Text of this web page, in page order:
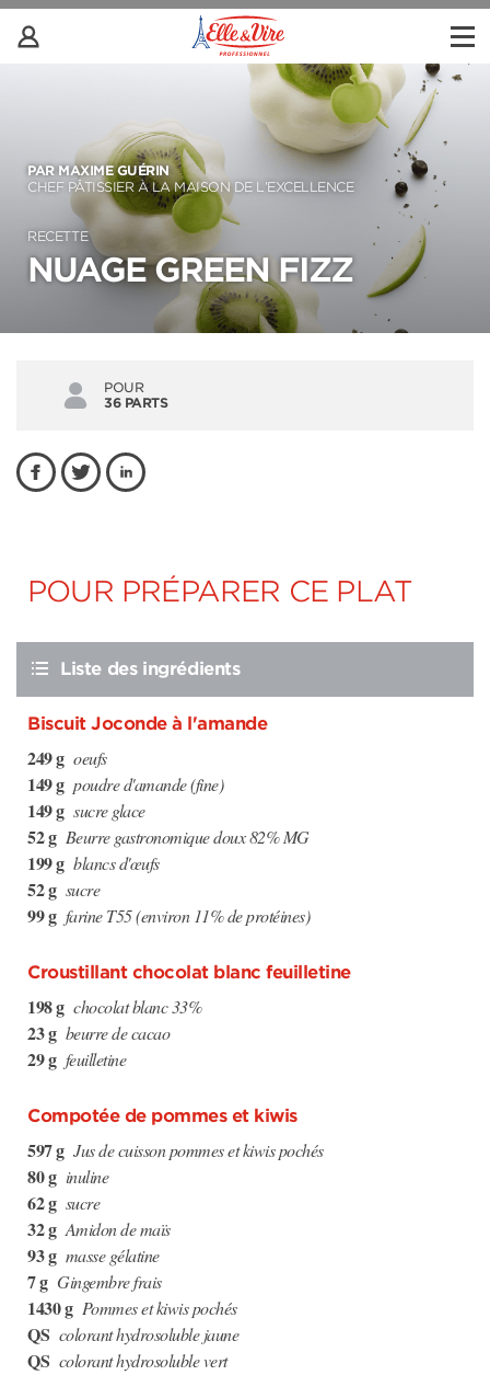
PAR MAXIME GUÉRIN
CHEF PÂTISSIER À LA MAISON DE L’EXCELLENCE
RECETTE
NUAGE GREEN FIZZ
POUR
36 PARTS
POUR PRÉPARER CE PLAT
Liste des ingrédients
Biscuit Joconde à l'amande
249 g oeufs
149 g poudre d'amande (fine)
149 g sucre glace
52 g Beurre gastronomique doux 82% MG
199 g blancs d'œufs
52 g sucre
99 g farine T55 (environ 11% de protéines)
Croustillant chocolat blanc feuilletine
198 g chocolat blanc 33%
23 g beurre de cacao
29 g feuilletine
Compotée de pommes et kiwis
597 g Jus de cuisson pommes et kiwis pochés
80 g inuline
62 g sucre
32 g Amidon de maïs
93 g masse gélatine
7 g Gingembre frais
1430 g Pommes et kiwis pochés
QS colorant hydrosoluble jaune
QS colorant hydrosoluble vert